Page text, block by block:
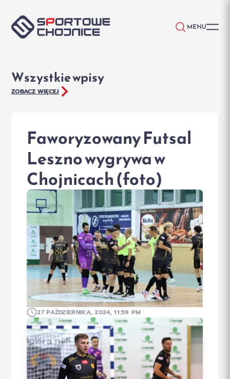
MENU
Wszystkie wpisy
ZOBACZ WIĘCEJ
Faworyzowany Futsal
Leszno wygrywa w
Chojnicach (foto)
27 PAŹDZIERNIKA, 2024, 11:59 PM